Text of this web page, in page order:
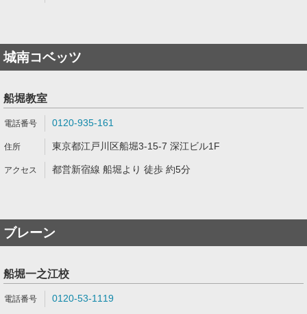
城南コベッツ
船堀教室
0120-935-161
東京都江戸川区船堀3-15-7 深江ビル1F
都営新宿線 船堀より 徒歩 約5分
ブレーン
船堀一之江校
0120-53-1119